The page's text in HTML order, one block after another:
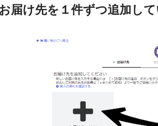
届け先を１件ずつ追加し